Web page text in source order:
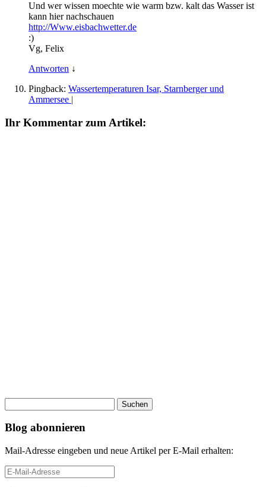
Und wer wissen moechte wie warm bzw. kalt das Wasser ist
kann hier nachschauen
http://Www.eisbachwetter.de
:)
Vg, Felix
Antworten ↓
Pingback: Wassertemperaturen Isar, Starnberger und
Ammersee |
Ihr Kommentar zum Artikel:
nach:
Blog abonnieren
Mail-Adresse eingeben und neue Artikel per E-Mail erhalten:
E-
Mail-